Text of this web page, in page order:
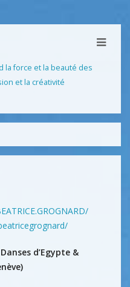
la force et la beauté des
et la créativité
d’Egypte &